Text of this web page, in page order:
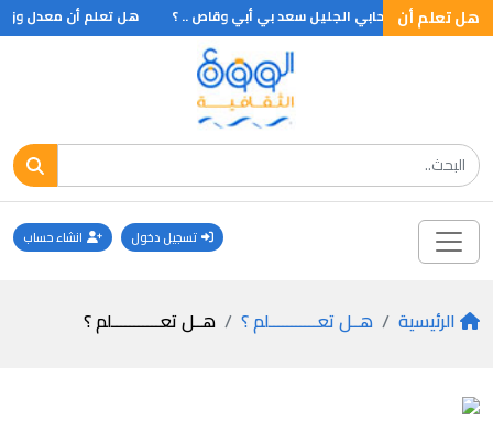
هل تعلم أن
شارك فيها الصحابي الجليل سعد بي أبي وقاص .. ؟ هل تعلم أن معدل وزن
تسجيل دخول انشاء حساب
الرئيسية هــل تعـــــــــــلم ؟ هــل تعـــــــــــلم ؟